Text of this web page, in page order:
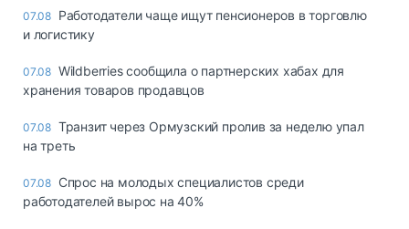
07.08 Работодатели чаще ищут пенсионеров в торговлю
и логистику
07.08 Wildberries сообщила о партнерских хабах для
хранения товаров продавцов
07.08 Транзит через Ормузский пролив за неделю упал
на треть
07.08 Спрос на молодых специалистов среди
работодателей вырос на 40%